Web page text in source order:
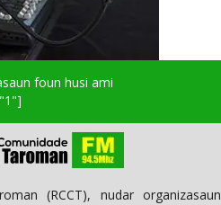
foun husi ami
(RCCT), nudar organizasaun